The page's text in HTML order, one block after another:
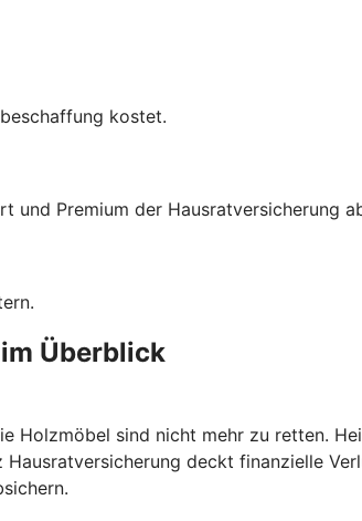
kostet.
und Premium der Hausratversicherung
Überblick
Holzmöbel sind nicht mehr zu retten.
deckt finanzielle